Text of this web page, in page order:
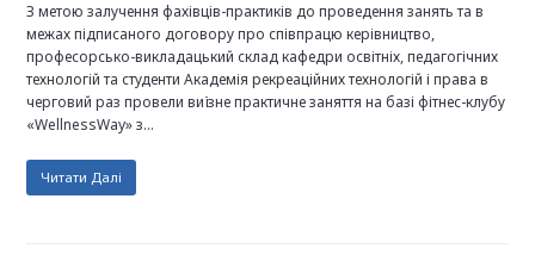
З метою залучення фахівців-практиків до проведення занять та в
межах підписаного договору про співпрацю керівництво,
професорсько-викладацький склад кафедри освітніх, педагогічних
технологій та студенти Академія рекреаційних технологій і права в
черговий раз провели виїзне практичне заняття на базі фітнес-клубу
«WellnessWay» з…
Читати Далі